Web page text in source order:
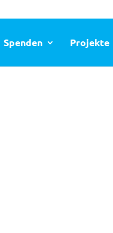
Spenden Projekte